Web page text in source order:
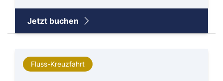
Jetzt buchen
Fluss-Kreuzfahrt